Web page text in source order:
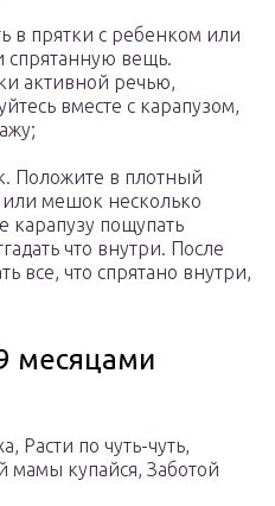
в прятки с ребенком или
спрятанную вещь.
активной речью,
вместе с карапузом,
Положите в плотный
мешок несколько
карапузу пощупать
что внутри. После
все, что спрятано внутри,
месяцами
Расти по чуть-чуть,
мамы купайся, Заботой